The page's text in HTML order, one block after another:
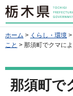
栃木県
ホーム > くらし・環境 >
こと > 那須町でクマに
那須町で